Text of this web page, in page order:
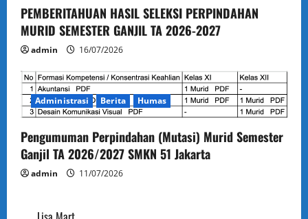
PEMBERITAHUAN HASIL SELEKSI PERPINDAHAN
MURID SEMESTER GANJIL TA 2026-2027
admin 16/07/2026
Administrasi Berita Humas
Pengumuman Perpindahan (Mutasi) Murid Semester
Ganjil TA 2026/2027 SMKN 51 Jakarta
admin 11/07/2026